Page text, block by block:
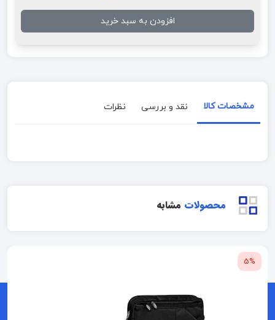
افزودن به سبد خرید
مشخصات کالا نقد و بررسی نظرات
محصولات مشابه
5%